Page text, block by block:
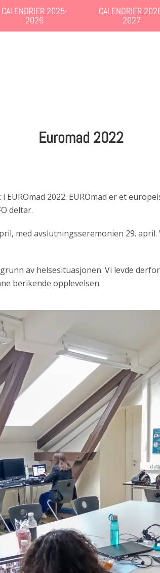
CALENDRIER 2025-
2026
CALENDRIER
2027
Euromad 2022
EUROmad 2022. EUROmad er et
deltar.
med avslutningsseremonien 29.
av helsesituasjonen. Vi levde
berikende opplevelsen.